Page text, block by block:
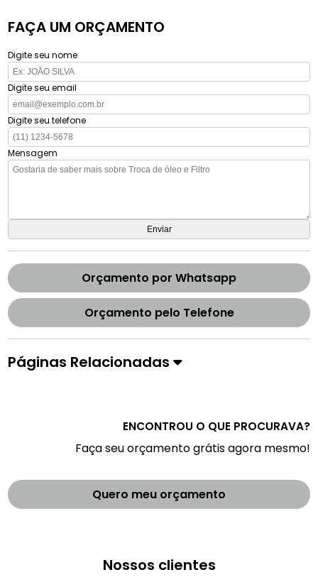
FAÇA UM ORÇAMENTO
Digite seu nome
Digite seu email
Digite seu telefone
Mensagem
Orçamento por Whatsapp
Orçamento pelo Telefone
Páginas Relacionadas
ENCONTROU O QUE PROCURAVA?
Faça seu orçamento grátis agora mesmo!
Quero meu orçamento
Nossos clientes